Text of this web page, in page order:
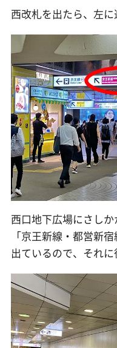
西改札を出たら、左に
西口地下広場にさしか
「京王新線・都営新
出ているので、それに